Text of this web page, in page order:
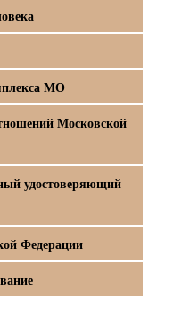
МО
Московской
удостоверяющий
Федерации